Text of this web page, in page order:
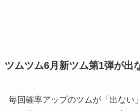
ツムツム6月新ツム第1弾が出
毎回確率アップのツムが「出ない